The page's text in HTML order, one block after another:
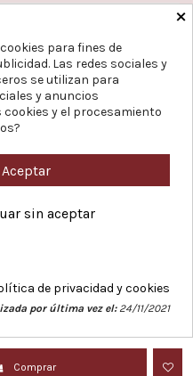
Comprar
Utebo Finalidad:
prestar el
y/o el envío de publicidad en el
rectificación, supresión, a la
los datos y derecho de oposición.
de aerotermia
×
para fines de
Las redes sociales y
se utilizan para
y anuncios
y el procesamiento
Aceptar
sin aceptar
de privacidad y cookies
por última vez el:24/11/2021